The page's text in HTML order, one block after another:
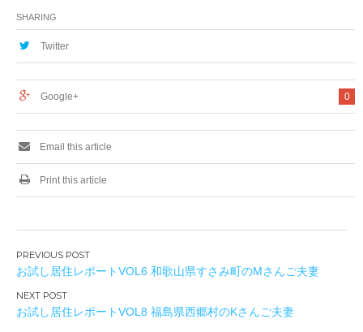
SHARING
Twitter
0
Google+
Email this article
Print this article
投
稿
ナ
ビ
お試し居住レポートVOL6 和歌山県すさみ町のMさんご夫妻
お試し居住レポートVOL8 福島県西郷村のKさんご夫妻